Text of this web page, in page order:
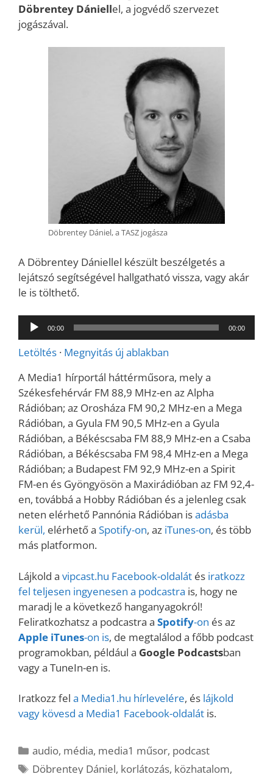
Döbrentey Dániellel, a jogvédő szervezet
jogászával.
Döbrentey Dániel, a TASZ jogásza
A Döbrentey Dániellel készült beszélgetés a
lejátszó segítségével hallgatható vissza, vagy akár
le is tölthető.
Audió
lejátszó
00:00 00:00
Letöltés · Megnyitás új ablakban
A Media1 hírportál háttérműsora, mely a
Székesfehérvár FM 88,9 MHz-en az Alpha
Rádióban; az Orosháza FM 90,2 MHz-en a Mega
Rádióban, a Gyula FM 90,5 MHz-en a Gyula
Rádióban, a Békéscsaba FM 88,9 MHz-en a Csaba
Rádióban, a Békéscsaba FM 98,4 MHz-en a Mega
Rádióban; a Budapest FM 92,9 MHz-en a Spirit
FM-en és Gyöngyösön a Maxirádióban az FM 92,4-
en, továbbá a Hobby Rádióban és a jelenleg csak
neten elérhető Pannónia Rádióban isadásba
kerül, elérhető a Spotify-on, az iTunes-on, és több
más platformon.
Lájkold a vipcast.hu Facebook-oldalát és iratkozz
fel teljesen ingyenesen a podcastra is, hogy ne
maradj le a következő hanganyagokról!
Feliratkozhatsz a podcastra a Spotify-on és az
Apple iTunes-on is, de megtalálod a főbb podcast
programokban, például a Google Podcastsban
vagy a TuneIn-en is.
Iratkozz fel a Media1.hu hírlevelére, és lájkold
vagy kövesd a Media1 Facebook-oldalát is.
Kategória
audio, média, media1 műsor, podcast
Címkék
Döbrentey Dániel, korlátozás, közhatalom,